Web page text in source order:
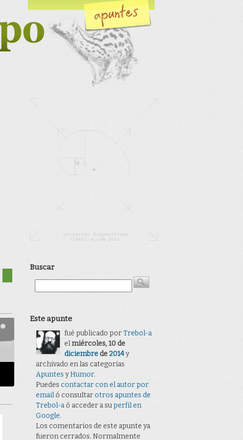
Buscar
Este apunte
fué publicado porTrebol-a
elmiércoles, 10 de
diciembrede 2014y
archivado en las categorias
Apuntes yHumor.
Puedes contactar con el autor por
emailó consultarotros apuntes de
Trebol-aó acceder a superfil en
Google.
Los comentarios de este apunte ya
fueron cerrados. Normalmente